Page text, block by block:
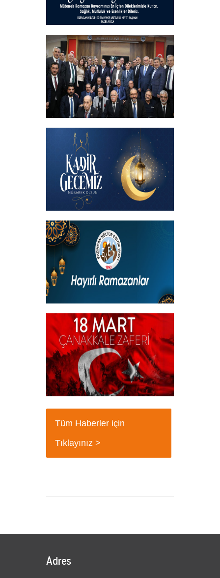
Hayırlı Bayramlar
+
İftar programında başbakanımızın
katılımıyla hemşehrilerimizle buluştuk
+
Kadir Gecemiz Mübarek Olsun
+
Hayırlı Ramazanlar
+
18 Mart Çanakkale Şehitleri Mesajı
+
Tüm Haberler için
Tıklayınız >
Adres